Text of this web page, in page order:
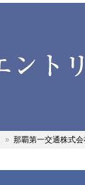
トップページ
那覇第一交通株式会